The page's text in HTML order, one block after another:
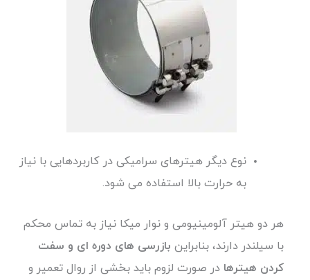
نوع دیگر هیترهای سرامیکی در کاربردهایی با نیاز
به حرارت بالا استفاده می شود.
هر دو هیتر آلومینیومی و نوار میکا نیاز به تماس محکم
با سیلندر دارند، بنابراین بازرسی های دوره ای و سفت
کردن هیترها در صورت لزوم باید بخشی از روال تعمیر و